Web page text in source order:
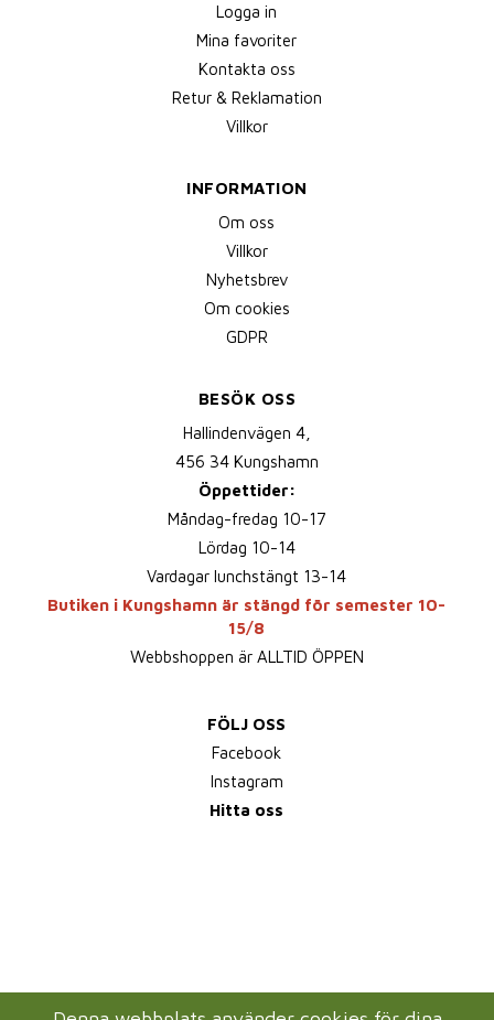
Logga in
Mina favoriter
Kontakta oss
Retur & Reklamation
Villkor
INFORMATION
Om oss
Villkor
Nyhetsbrev
Om cookies
GDPR
BESÖK OSS
Hallindenvägen 4,
456 34 Kungshamn
Öppettider:
Måndag-fredag 10-17
Lördag 10-14
Vardagar lunchstängt 13-14
Butiken i Kungshamn är stängd för semester 10-
15/8
Webbshoppen är ALLTID ÖPPEN
FÖLJ OSS
Facebook
Instagram
Hitta oss